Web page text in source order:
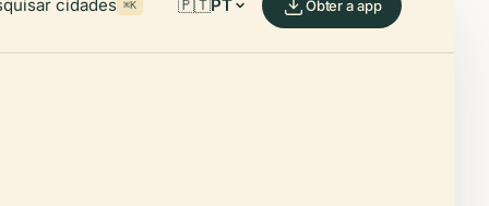
cidades ⌘K 🇵🇹PT Obter a app